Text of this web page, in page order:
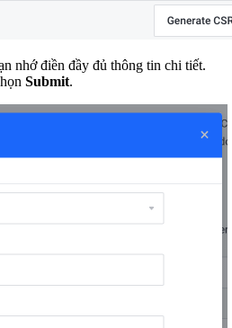
nhớ điền đầy đủ thông tin chi tiết.
Submit.